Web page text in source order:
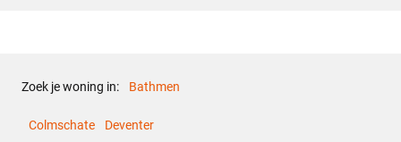
Dak
Voorzieningen
Zoek je woning in: Bathmen
Colmschate Deventer